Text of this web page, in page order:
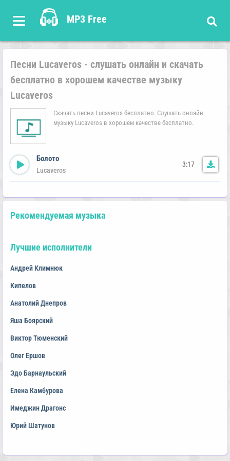
MP3 Free
Песни Lucaveros - слушать онлайн и скачать
бесплатно в хорошем качестве музыку
Lucaveros
Скачать песни Lucaveros бесплатно. Слушать онлайн
музыку Lucaveros в хорошем качестве бесплатно.
Болото
Lucaveros
3:17
Рекомендуемая музыка
Лучшие исполнители
Андрей Климнюк
Кипелов
Анатолий Днепров
Яша Боярский
Виктор Тюменский
Олег Ершов
Эдо Барнаульский
Елена Камбурова
Имеджин Драгонс
Юрий Шатунов